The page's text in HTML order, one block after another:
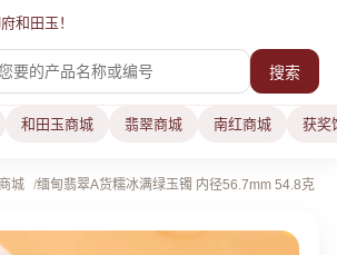
和田玉！
搜索
和田玉商城 翡翠商城 南红商城 获奖
城 缅甸翡翠A货糯冰满绿玉镯 内径56.7mm 54.8克